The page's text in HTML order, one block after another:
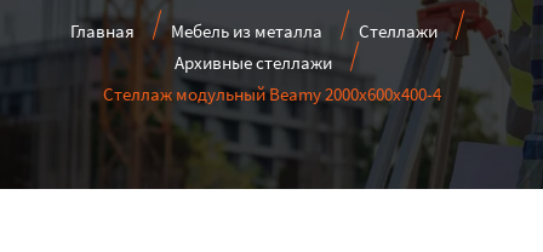
Главная Мебель из металла
Стеллажи
Архивные стеллажи
Стеллаж модульный Beamy 2000x600x400-4